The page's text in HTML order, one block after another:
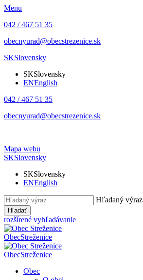
Menu
042 / 467 51 35
obecnyurad@obecstrezenice.sk
SKSlovensky
SKSlovensky
ENEnglish
042 / 467 51 35
obecnyurad@obecstrezenice.sk
Mapa webu
SKSlovensky
SKSlovensky
ENEnglish
Hľadaný výraz
Hľadať
rozšírené vyhľadávanie
ObecStreženice
ObecStreženice
Obec